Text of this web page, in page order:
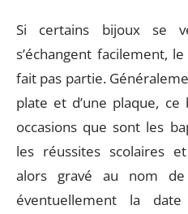
Si certains bijoux se
s’échangent facilement,
fait pas partie.
plate et d’une plaque, ce
occasions que sont les
les réussites scolaires
alors gravé au nom
éventuellement la